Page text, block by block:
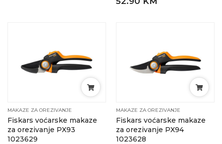
MAKAZE ZA OREZIVANJE
Fiskars voćarske makaze
za orezivanje PX93
1023629
MAKAZE ZA OREZIVANJE
Fiskars voćarske makaze
za orezivanje PX94
1023628